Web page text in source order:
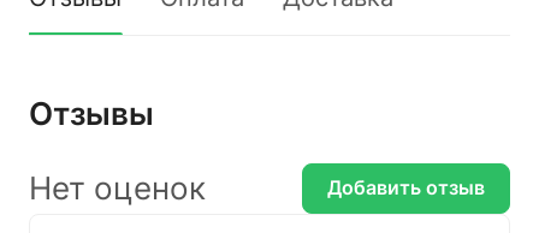
Отзывы
Нет оценок Добавить отзыв